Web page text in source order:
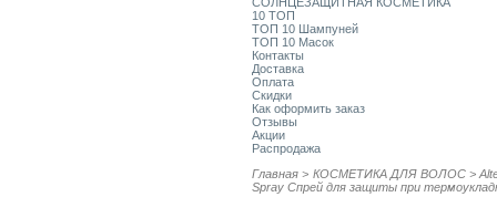
10 ТОП
ТОП 10 Шампуней
ТОП 10 Масок
Контакты
Доставка
Оплата
Скидки
Как оформить заказ
Отзывы
Акции
Распродажа
Главная > КОСМЕТИКА ДЛЯ ВОЛОС >
Spray Спрей для защиты при